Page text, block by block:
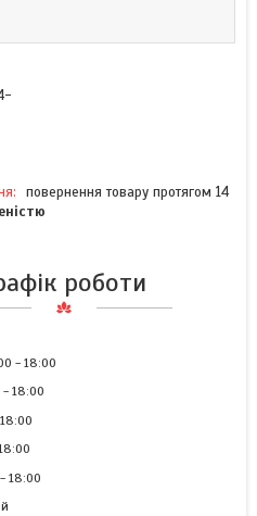
повернення товару протягом 14
роботи
18:00
18:00
18:00
18:00